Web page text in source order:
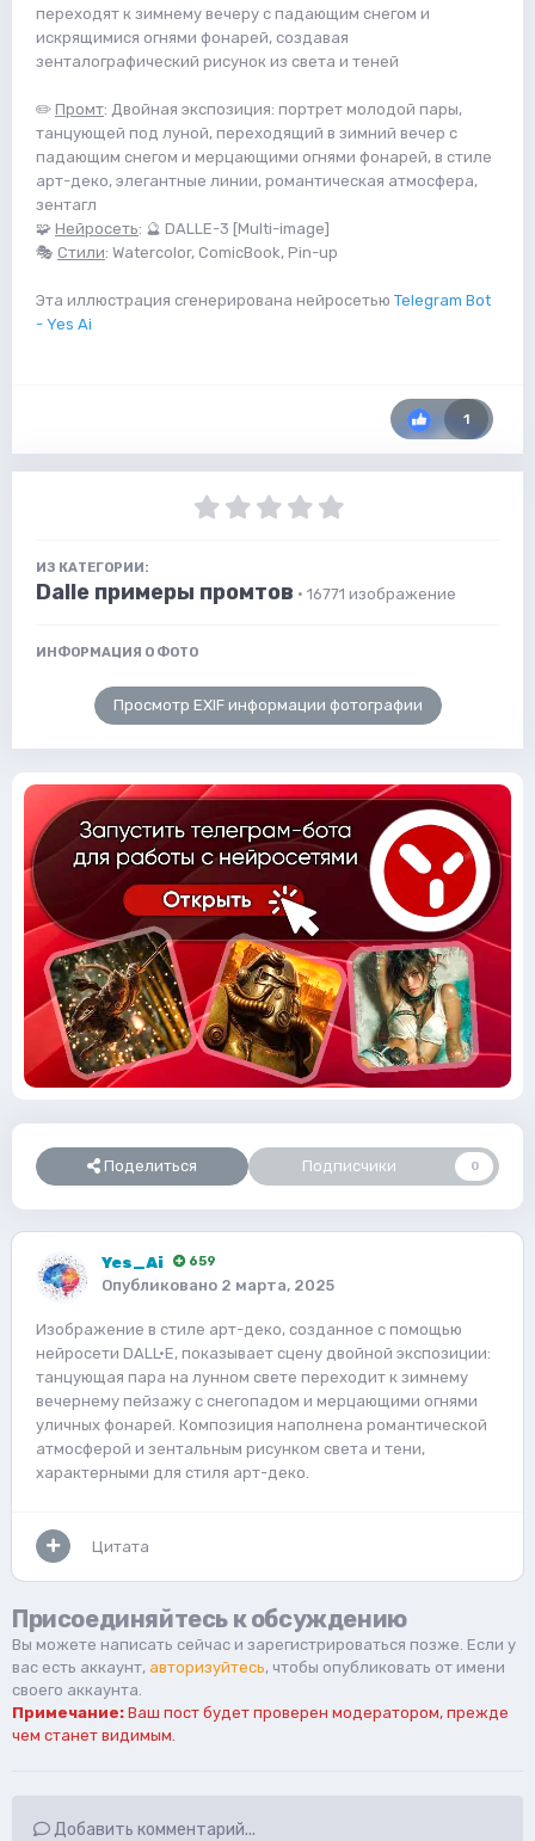
переходят к зимнему вечеру с падающим снегом и
искрящимися огнями фонарей, создавая
зенталографический рисунок из света и теней
✏️ Промт: Двойная экспозиция: портрет молодой пары,
танцующей под луной, переходящий в зимний вечер с
падающим снегом и мерцающими огнями фонарей, в стиле
арт-деко, элегантные линии, романтическая атмосфера,
зентагл
🧩 Нейросеть: 🔮 DALLE-3 [Multi-image]
🎭 Стили: Watercolor, ComicBook, Pin-up
Эта иллюстрация сгенерирована нейросетью Telegram Bot
- Yes Ai
1
ИЗ КАТЕГОРИИ:
Dalle примеры промтов · 16771 изображение
ИНФОРМАЦИЯ О ФОТО
Просмотр EXIF информации фотографии
Поделиться Подписчики 0
Yes_Ai 659
Опубликовано 2 марта, 2025
Изображение в стиле арт-деко, созданное с помощью
нейросети DALL·E, показывает сцену двойной экспозиции:
танцующая пара на лунном свете переходит к зимнему
вечернему пейзажу с снегопадом и мерцающими огнями
уличных фонарей. Композиция наполнена романтической
атмосферой и зентальным рисунком света и тени,
характерными для стиля арт-деко.
Цитата
Присоединяйтесь к обсуждению
Вы можете написать сейчас и зарегистрироваться позже. Если у
вас есть аккаунт, авторизуйтесь, чтобы опубликовать от имени
своего аккаунта.
Примечание: Ваш пост будет проверен модератором, прежде
чем станет видимым.
Добавить комментарий...